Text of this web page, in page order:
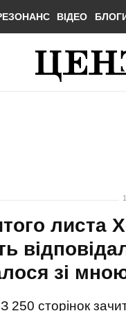
ВІДЕО
листа
зі
З 250 сторінок